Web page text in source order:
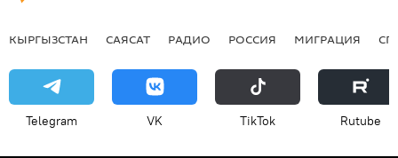
КЫРГЫЗСТАН САЯСАТ РАДИО РОССИЯ МИГРАЦИЯ
Telegram VK ТikТоk Rutube